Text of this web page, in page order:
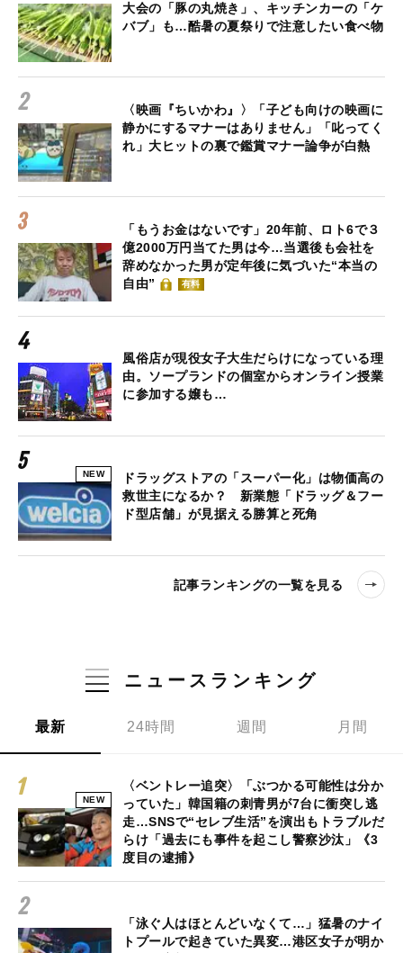
大会の「豚の丸焼き」、キッチンカーの「ケ
バブ」も…酷暑の夏祭りで注意したい食べ物
〈映画『ちいかわ』〉「子ども向けの映画に
静かにするマナーはありません」「叱ってく
れ」大ヒットの裏で鑑賞マナー論争が白熱
「もうお金はないです」20年前、ロト6で３
億2000万円当てた男は今…当選後も会社を
辞めなかった男が定年後に気づいた“本当の
自由”
有料
風俗店が現役女子大生だらけになっている理
由。ソープランドの個室からオンライン授業
に参加する嬢も…
NEW
ドラッグストアの「スーパー化」は物価高の
救世主になるか？ 新業態「ドラッグ＆フー
ド型店舗」が見据える勝算と死角
記事ランキングの一覧を見る
ニュースランキング
最新 24時間 週間 月間
NEW
〈ベントレー追突〉「ぶつかる可能性は分か
っていた」韓国籍の刺青男が7台に衝突し逃
走…SNSで“セレブ生活”を演出もトラブルだ
らけ「過去にも事件を起こし警察沙汰」《3
度目の逮捕》
「泳ぐ人はほとんどいなくて…」猛暑のナイ
トプールで起きていた異変…港区女子が明か